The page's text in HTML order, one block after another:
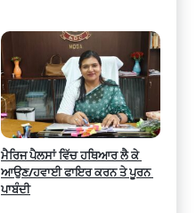
ਮੈਰਿਜ ਪੈਲਸਾਂ ਵਿੱਚ ਹਥਿਆਰ ਲੈ ਕੇ
ਆਉਣ/ਹਵਾਈ ਫਾਇਰ ਕਰਨ ਤੇ ਪੂਰਨ
ਪਾਬੰਦੀ